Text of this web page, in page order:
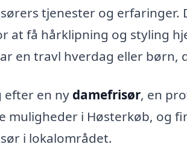
tjenester og erfaringer.
at få hårklipning og styling
en travl hverdag eller børn,
efter en ny damefrisør, en
muligheder i Høsterkøb, og
i lokalområdet.